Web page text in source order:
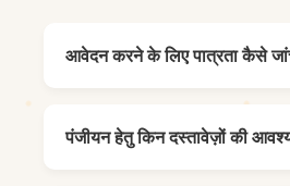
आवेदन करने के लिए पात्रता कैसे
प्रत्येक पद के लिए पात्रता मानदंड
योग्यता, आयु सीमा, अनुभव आदि)
विस्तार से दिया गया है। कृपया
पंजीयन हेतु किन दस्तावेज़ों की